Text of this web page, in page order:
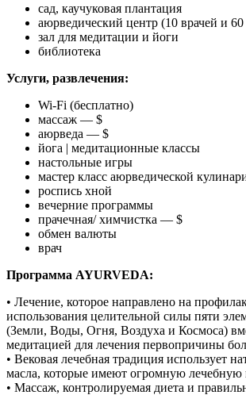
сад, каучуковая плантация
аюрведический центр (10 врачей и
зал для медитации и йоги
библиотека
Услуги, развлечения:
Wi-Fi (бесплатно)
массаж — $
аюрведа — $
йога | медитационные классы
настольные игры
мастер класс аюрведической
роспись хной
вечерние программы
прачечная/ химчистка — $
обмен валюты
врач
Программа AYURVEDA:
• Лечение, которое направлено на
использования целительной силы пяти
(Земли, Воды, Огня, Воздуха и Космоса)
медитацией для лечения первопричины
• Вековая лечебная традиция использует
масла, которые имеют огромную лечебную
• Массаж, контролируемая диета и